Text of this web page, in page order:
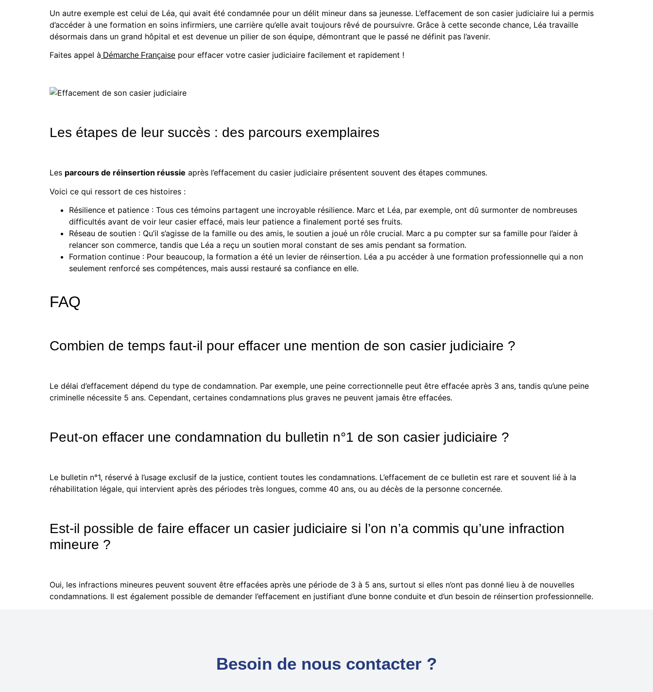
Un autre exemple est celui de Léa, qui avait été condamnée pour un délit mineur dans sa jeunesse. L’effacement de son casier judiciaire lui a permis
d’accéder à une formation en soins infirmiers, une carrière qu’elle avait toujours rêvé de poursuivre. Grâce à cette seconde chance, Léa travaille
désormais dans un grand hôpital et est devenue un pilier de son équipe, démontrant que le passé ne définit pas l’avenir.
Faites appel à Démarche Française pour effacer votre casier judiciaire facilement et rapidement !
Les étapes de leur succès : des parcours exemplaires
Les parcours de réinsertion réussie après l’effacement du casier judiciaire présentent souvent des étapes communes.
Voici ce qui ressort de ces histoires :
Résilience et patience : Tous ces témoins partagent une incroyable résilience. Marc et Léa, par exemple, ont dû surmonter de nombreuses
difficultés avant de voir leur casier effacé, mais leur patience a finalement porté ses fruits.
Réseau de soutien : Qu’il s’agisse de la famille ou des amis, le soutien a joué un rôle crucial. Marc a pu compter sur sa famille pour l’aider à
relancer son commerce, tandis que Léa a reçu un soutien moral constant de ses amis pendant sa formation.
Formation continue : Pour beaucoup, la formation a été un levier de réinsertion. Léa a pu accéder à une formation professionnelle qui a non
seulement renforcé ses compétences, mais aussi restauré sa confiance en elle.
FAQ
Combien de temps faut-il pour effacer une mention de son casier judiciaire ?
Le délai d’effacement dépend du type de condamnation. Par exemple, une peine correctionnelle peut être effacée après 3 ans, tandis qu’une peine
criminelle nécessite 5 ans. Cependant, certaines condamnations plus graves ne peuvent jamais être effacées.
Peut-on effacer une condamnation du bulletin n°1 de son casier judiciaire ?
Le bulletin n°1, réservé à l’usage exclusif de la justice, contient toutes les condamnations. L’effacement de ce bulletin est rare et souvent lié à la
réhabilitation légale, qui intervient après des périodes très longues, comme 40 ans, ou au décès de la personne concernée.
Est-il possible de faire effacer un casier judiciaire si l’on n’a commis qu’une infraction
mineure ?
Oui, les infractions mineures peuvent souvent être effacées après une période de 3 à 5 ans, surtout si elles n’ont pas donné lieu à de nouvelles
condamnations. Il est également possible de demander l’effacement en justifiant d’une bonne conduite et d’un besoin de réinsertion professionnelle.
Besoin de nous contacter ?